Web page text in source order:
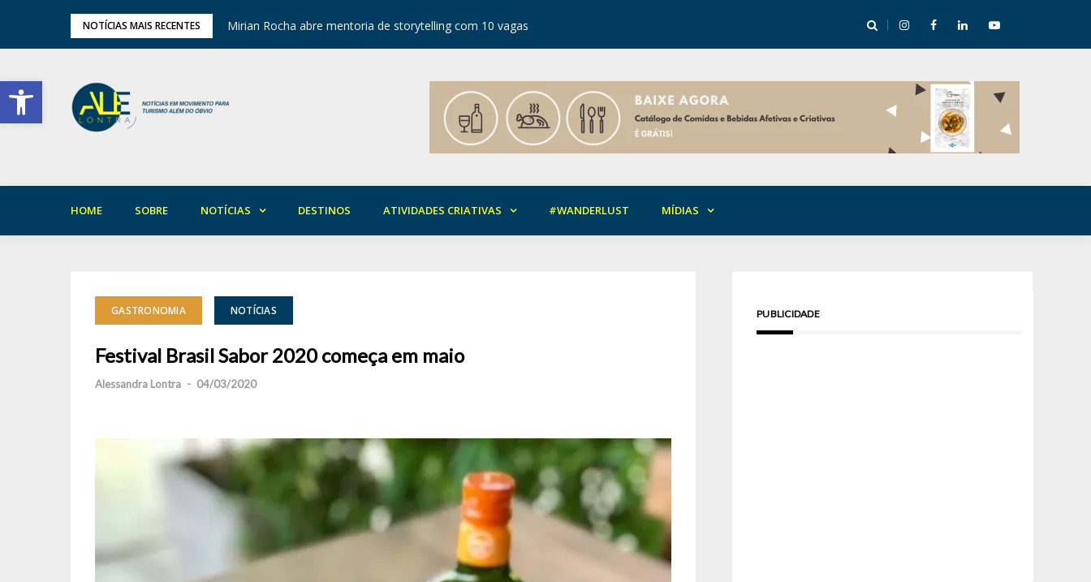
Barra de Ferramentas Aberta
NOTÍCIAS MAIS RECENTES
em Areia Mirian Rocha abre mentoria de storytelling com 10 vagas Festival de Inverno nas Serras abre temporada cultural em Cuité
HOME SOBRE NOTÍCIAS DESTINOS ATIVIDADES CRIATIVAS #WANDERLUST MÍDIAS
GASTRONOMIA NOTÍCIAS
Festival Brasil Sabor 2020 começa em maio
Alessandra Lontra - 04/03/2020
PUBLICIDADE